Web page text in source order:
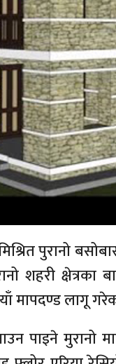
पुरानो
क्षेत्रका
मापदण्ड लागू
पाइने मुरानो